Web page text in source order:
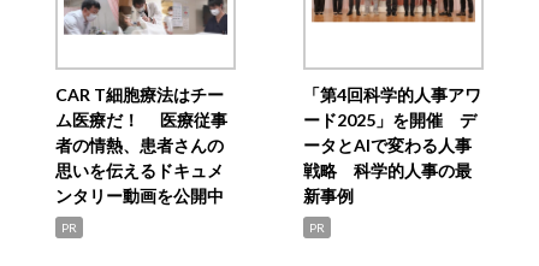
CAR T細胞療法はチー
ム医療だ！ 医療従事
者の情熱、患者さんの
思いを伝えるドキュメ
ンタリー動画を公開中
PR
「第4回科学的人事アワ
ード2025」を開催 デ
ータとAIで変わる人事
戦略 科学的人事の最
新事例
PR